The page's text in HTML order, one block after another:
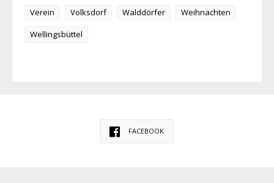
Verein
Volksdorf Walddörfer
Weihnachten
Wellingsbüttel
FACEBOOK